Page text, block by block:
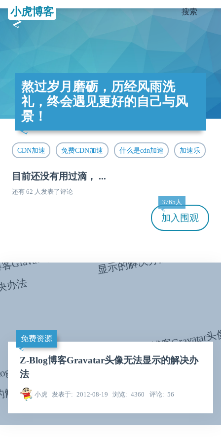
小虎博客 搜索
熬过岁月磨砺，历经风雨洗
礼，终会遇见更好的自己与风
景！
CDN加速 免费CDN加速 什么是cdn加速 加速乐
目前还没有用过滴， ...
还有 62 人发表了评论
加入
3765人
围观
免费资源
Z-Blog博客Gravatar头像无法显示的解决办
法
小虎 发表于 2012-08-19 浏览 4360 评论 56